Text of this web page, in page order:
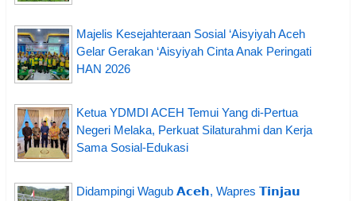
Majelis Kesejahteraan Sosial ‘Aisyiyah Aceh
Gelar Gerakan ‘Aisyiyah Cinta Anak Peringati
HAN 2026
Ketua YDMDI ACEH Temui Yang di-Pertua
Negeri Melaka, Perkuat Silaturahmi dan Kerja
Sama Sosial-Edukasi
Didampingi Wagub 𝗔𝗰𝗲𝗵, Wapres 𝗧𝗶𝗻𝗷𝗮𝘂